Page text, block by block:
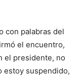
con palabras del
el encuentro,
el presidente, no
estoy suspendido,